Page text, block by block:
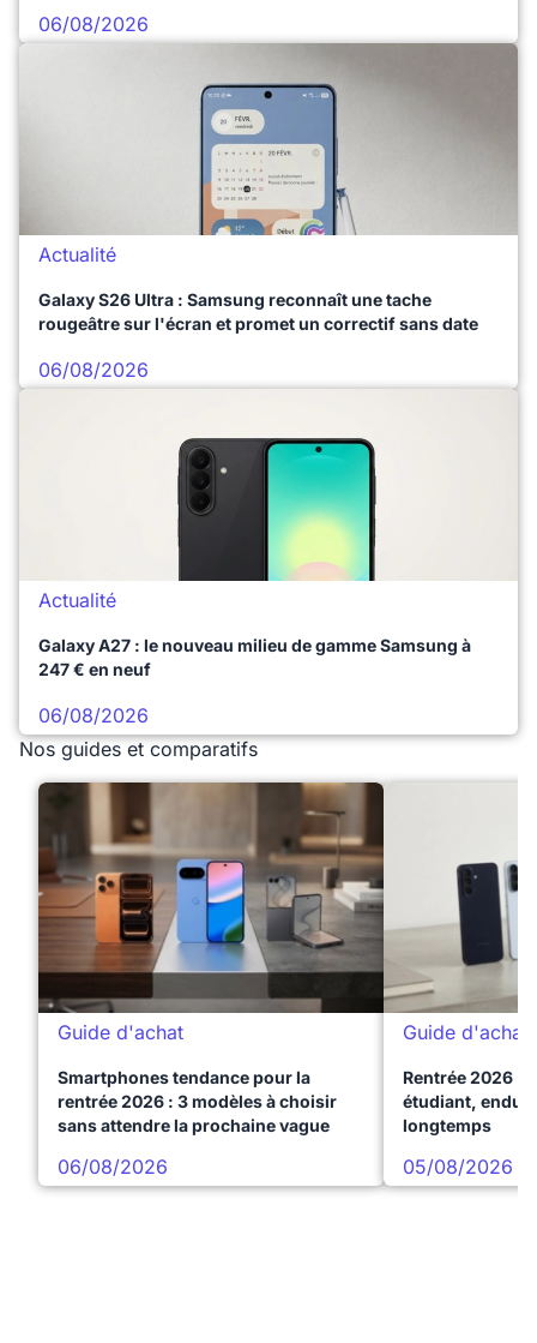
06/08/2026
Actualité
Galaxy S26 Ultra : Samsung reconnaît une tache
rougeâtre sur l'écran et promet un correctif sans date
06/08/2026
Actualité
Galaxy A27 : le nouveau milieu de gamme Samsung à
247 € en neuf
06/08/2026
Nos guides et comparatifs
Guide d'achat
Smartphones tendance pour la
rentrée 2026 : 3 modèles à choisir
sans attendre la prochaine vague
06/08/2026
Guide d'achat
Rentrée 2026 :
étudiant,
longtemps
05/08/2026